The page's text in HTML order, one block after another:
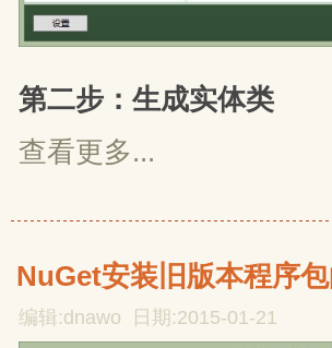
第二步：生成实体类
查看更多...
NuGet安装旧版本程序
编辑:dnawo 日期:2015-01-21